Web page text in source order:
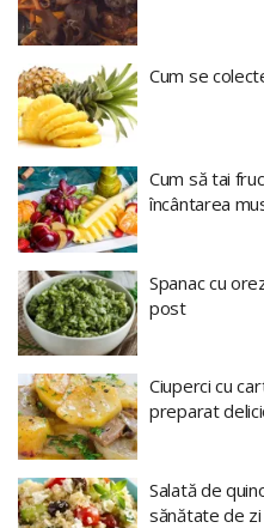
Cum se
Cum să tai
încântarea
Spanac cu
post
Ciuperci cu
preparat
Salată de
sănătate de zi